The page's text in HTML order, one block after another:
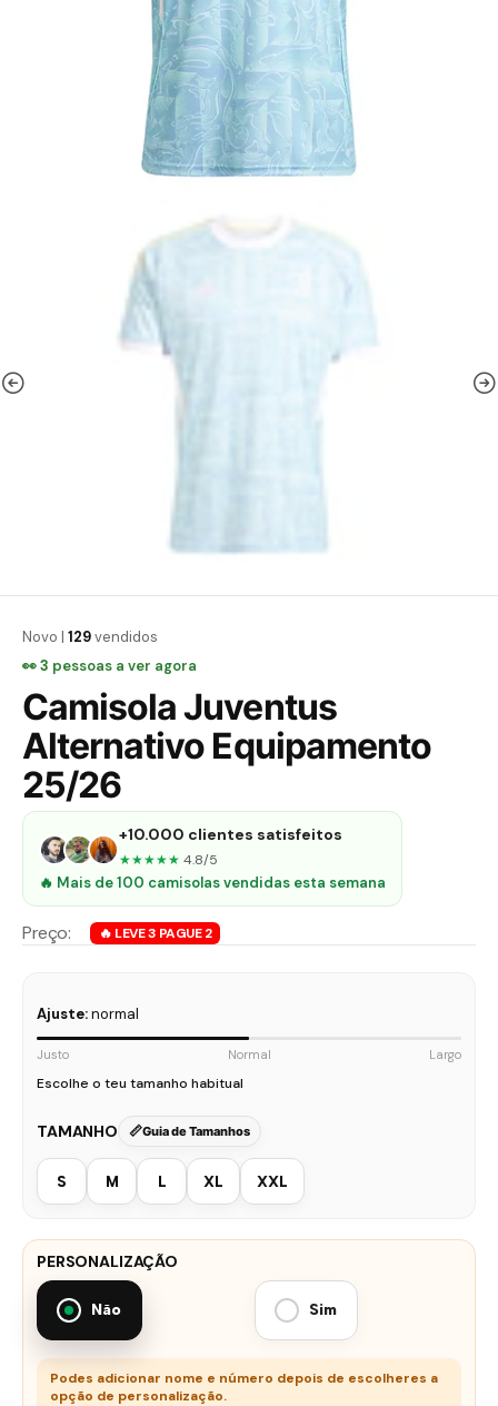
Novo | 129vendidos
👀3 pessoas a ver agora
Camisola Juventus
Alternativo Equipamento
25/26
+10.000 clientes satisfeitos
★★★★★ 4.8/5
🔥 Mais de 100 camisolas vendidas esta semana
Ajuste:normal
Justo Normal Largo
Escolhe o teu tamanho habitual
TAMANHO Guia de Tamanhos
S M L XL XXL
PERSONALIZAÇÃO
Não Sim
Podes adicionar nome e número depois de escolheres a
opção de personalização.